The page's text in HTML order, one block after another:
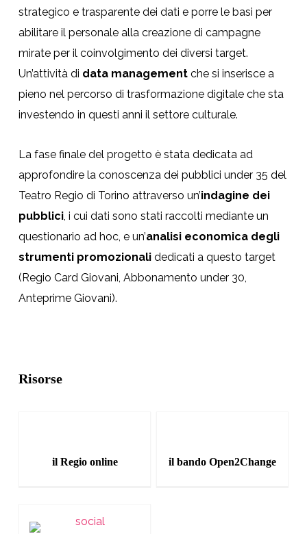
strategico e trasparente dei dati e porre le basi per
abilitare il personale alla creazione di campagne
mirate per il coinvolgimento dei diversi target.
Un’attività di data managementche si inserisce a
pieno nel percorso di trasformazione digitale che sta
investendo in questi anni il settore culturale.
La fase finale del progetto è stata dedicata ad
approfondire la conoscenza dei pubblici under 35 del
Teatro Regio di Torino attraverso un’indagine dei
pubblici, i cui dati sono stati raccolti mediante un
questionario ad hoc, e un’analisi economica degli
strumenti promozionalidedicati a questo target
(Regio Card Giovani, Abbonamento under 30,
Anteprime Giovani).
Risorse
il Regio online il bando Open2Change